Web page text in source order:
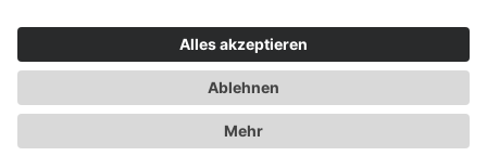
SALE
Suchen
Suchen
Bitte mindestens 5 Buschstaben oder Zahlen eingeben!